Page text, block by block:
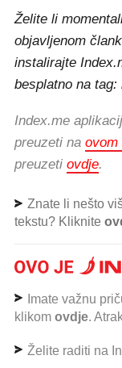
Želite li
objavljenom
instalirajte
besplatno na tag:
Index.me
preuzeti na ovom
preuzeti ovdje.
Znate li nešto
tekstu? Kliknite
Imate važnu
klikom ovdje.
Želite raditi na